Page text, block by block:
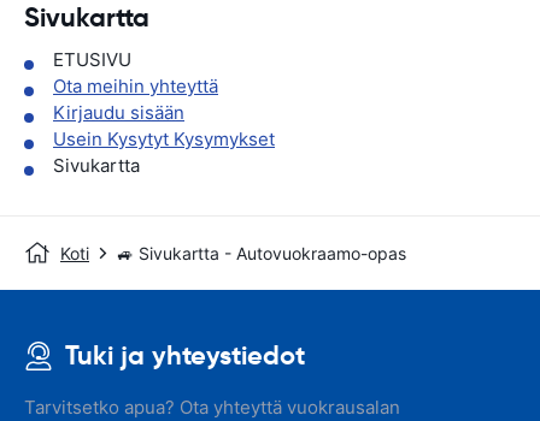
Sivukartta
ETUSIVU
Ota meihin yhteyttä
Kirjaudu sisään
Usein Kysytyt Kysymykset
Sivukartta
Koti 🚙 Sivukartta - Autovuokraamo-opas
Tuki ja yhteystiedot
Tarvitsetko apua? Ota yhteyttä vuokrausalan